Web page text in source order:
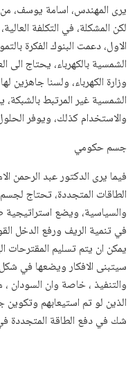
يرى المهندس، اسامة يوسف،
لكن المشكلة، في التكلفة
الاول، دعمت البنوك الفكرة
الشمسية بالكهرباء، يحتاج الى
وزارة الكهرباء، ولسنا جاهزين
الشمسية غير المرتبط
والاستخدام كذلك، ويوفر
جسم حكومي
فيما يرى الدكتور عبد الرحمن
الطاقات المتجددة، تحتاج
والسياسية، ويضع استراتيجية
في تنمية الريف ورفع الدخل
يمكن ان يتم تسليم المقترحات
سيتبنى الافكار ويضعها في
والتنفيذ ، خاصة وان السودان
الذين لو تم استيعابهم
شك في دفع الطاقة المتجددة